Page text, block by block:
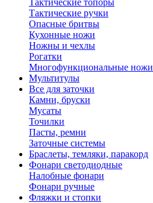
Тактические топоры
Тактические ручки
Опасные бритвы
Кухонные ножи
Ножны и чехлы
Рогатки
Многофункциональные ножи
Мультитулы
Все для заточки
Камни, бруски
Мусаты
Точилки
Пасты, ремни
Заточные системы
Браслеты, темляки, паракорд
Фонари светодиодные
Налобные фонари
Фонари ручные
Фляжки и стопки